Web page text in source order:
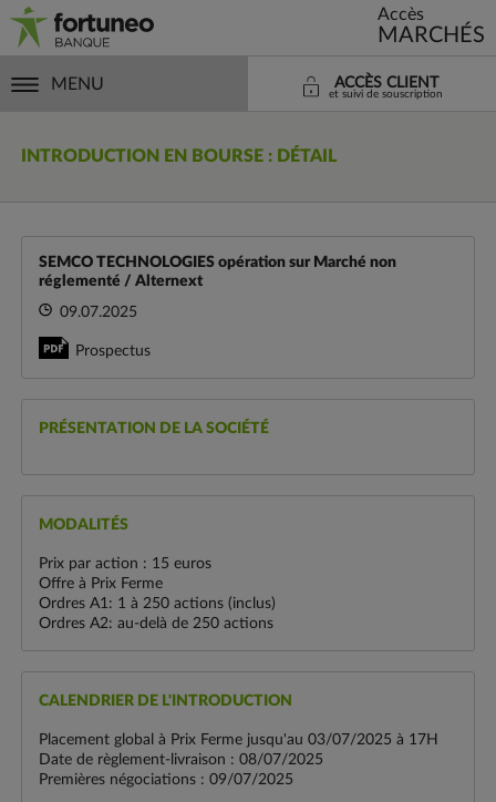
Accès
MARCHÉS
MENU ACCÈS CLIENT
et suivi de souscription
INTRODUCTION EN BOURSE : DÉTAIL
SEMCO TECHNOLOGIES opération sur Marché non
réglementé / Alternext
09.07.2025
Prospectus
PRÉSENTATION DE LA SOCIÉTÉ
MODALITÉS
Prix par action : 15 euros
Offre à Prix Ferme
Ordres A1: 1 à 250 actions (inclus)
Ordres A2: au-delà de 250 actions
CALENDRIER DE L'INTRODUCTION
Placement global à Prix Ferme jusqu'au 03/07/2025 à 17H
Date de règlement-livraison : 08/07/2025
Premières négociations : 09/07/2025